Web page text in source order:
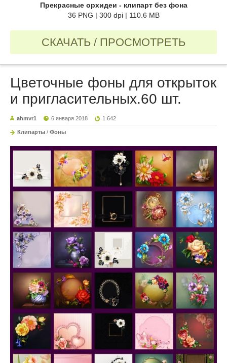
Прекрасные орхидеи - клипарт без фона
36 PNG | 300 dpi | 110.6 MB
СКАЧАТЬ / ПРОСМОТРЕТЬ
Цветочные фоны для открыток
и пригласительных.60 шт.
ahmvr1 6 января 2018 1 642
Клипарты / Фоны